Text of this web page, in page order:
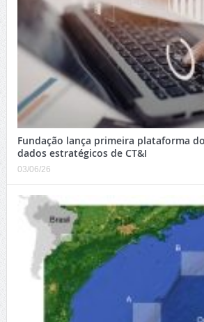
Fundação lança primeira plataforma
dados estratégicos de CT&I
03/06/26